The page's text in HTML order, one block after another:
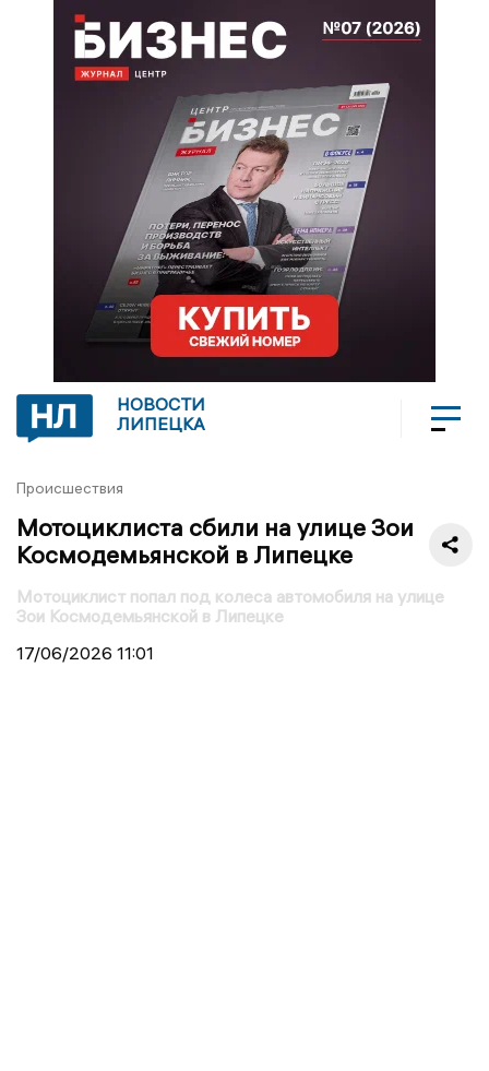
НОВОСТИ
ЛИПЕЦКА
Происшествия
Мотоциклиста сбили на улице Зои
Космодемьянской в Липецке
Мотоциклист попал под колеса автомобиля на улице
Зои Космодемьянской в Липецке
17/06/2026 11:01